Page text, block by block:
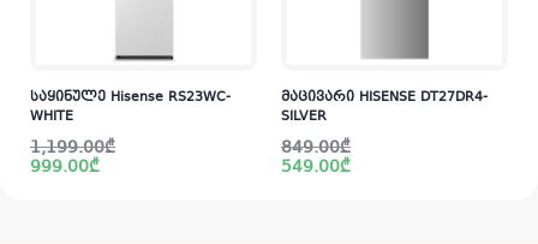
საყინულე Hisense RS23WC-
WHITE
1,199.00₾
Original
price
was:
999.00₾
Current
price
is:
მაცივარი HISENSE DT27DR4-
SILVER
849.00₾
Original
price
was:
549.00₾
Current
price
is: